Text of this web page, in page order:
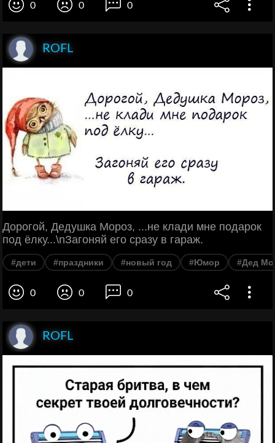
0 0 0
ROFL
Дорогой, Дедушка Мороз, ...не клади мне подарок
под ёлку...\nЗагоняй его сразу в гараж.
#дети #праздники #новый год #Юмор #Дед
0 0 0
ROFL